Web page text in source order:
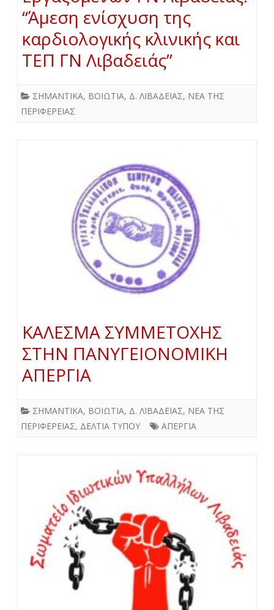
“Άμεση ενίσχυση της
καρδιολογικής κλινικής και
ΤΕΠ ΓΝ Λιβαδειάς”
ΣΗΜΑΝΤΙΚΑ, ΒΟΙΩΤΙΑ, Δ. ΛΙΒΑΔΕΙΑΣ, ΝΕΑ ΤΗΣ
ΠΕΡΙΦΕΡΕΙΑΣ
ΚΑΛΕΣΜΑ ΣΥΜΜΕΤΟΧΗΣ
ΣΤΗΝ ΠΑΝΥΓΕΙΟΝΟΜΙΚΗ
ΑΠΕΡΓΙΑ
ΣΗΜΑΝΤΙΚΑ, ΒΟΙΩΤΙΑ, Δ. ΛΙΒΑΔΕΙΑΣ, ΝΕΑ ΤΗΣ
ΠΕΡΙΦΕΡΕΙΑΣ, ΔΕΛΤΙΑ ΤΥΠΟΥ ΑΠΕΡΓΙΑ